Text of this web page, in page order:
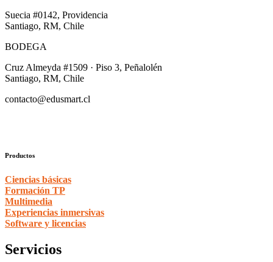
Suecia #0142, Providencia
Santiago, RM, Chile
BODEGA
Cruz Almeyda #1509 · Piso 3, Peñalolén
Santiago, RM, Chile
contacto@edusmart.cl
Productos
Ciencias básicas
Formación TP
Multimedia
Experiencias inmersivas
Software y licencias
Servicios